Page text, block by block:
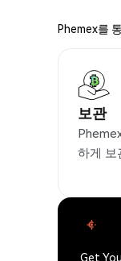
Phemex를
보관
하게 보
Get